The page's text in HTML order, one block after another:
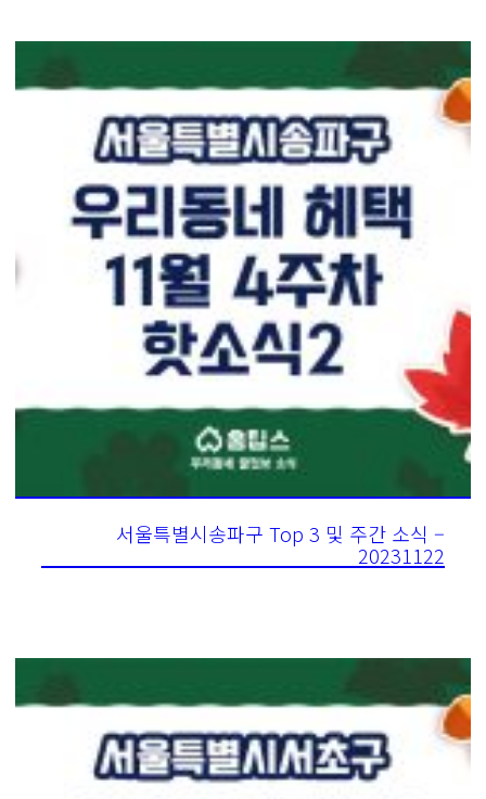
서울특별시송파구 Top 3 및 주간 소식 –
20231122